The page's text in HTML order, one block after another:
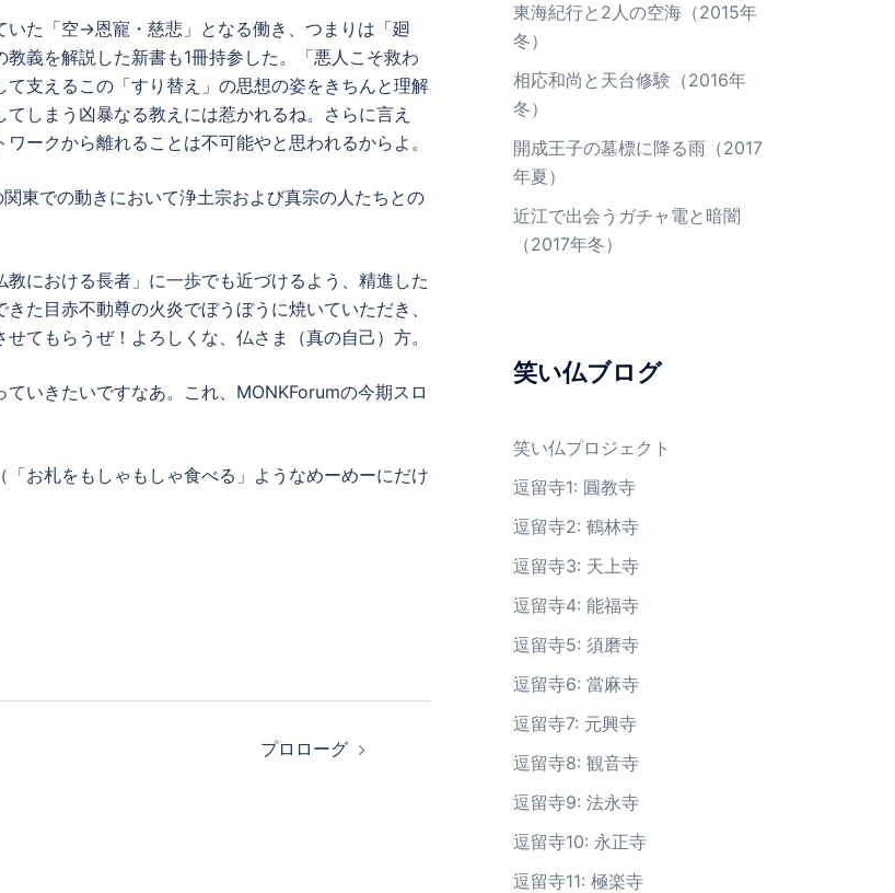
た「空→恩寵・慈悲」となる働き、つまりは「廻
義を解説した新書も1冊持参した。「悪人こそ救わ
支えるこの「すり替え」の思想の姿をきちんと理解
しまう凶暴なる教えには惹かれるね。さらに言え
ークから離れることは不可能やと思われるからよ。
東での動きにおいて浄土宗および真宗の人たちとの
における長者」に一歩でも近づけるよう、精進した
た目赤不動尊の火炎でぼうぼうに焼いていただき、
てもらうぜ！よろしくな、仏さま（真の自己）方。
いきたいですなあ。これ、MONKForumの今期スロ
お札をもしゃもしゃ食べる」ようなめーめーにだけ
プロローグ
東海紀行と2人の空海（2015年
冬）
相応和尚と天台修験（2016年
冬）
開成王子の墓標に降る雨（2017
年夏）
近江で出会うガチャ電と暗闇
（2017年冬）
笑い仏ブログ
笑い仏プロジェクト
逗留寺1: 圓教寺
逗留寺2: 鶴林寺
逗留寺3: 天上寺
逗留寺4: 能福寺
逗留寺5: 須磨寺
逗留寺6: 當麻寺
逗留寺7: 元興寺
逗留寺8: 観音寺
逗留寺9: 法永寺
逗留寺10: 永正寺
逗留寺11: 極楽寺